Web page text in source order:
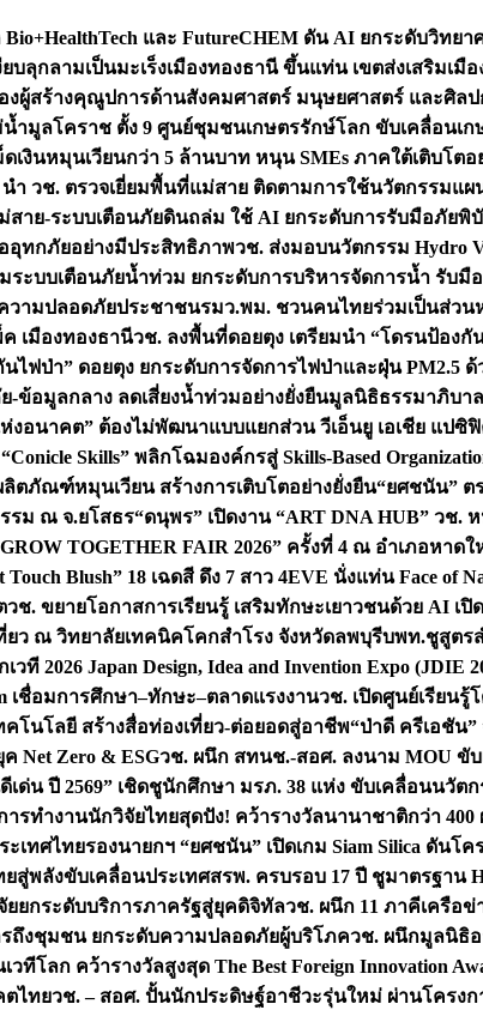
และ FutureCHEM ดัน AI ยกระดับวิท
บลุกลามเป็นมะเร็งเมืองทองธานี ขึ้นแท่น เขตส่งเสริมเมื
งผู้สร้างคุณูปการด้านสังคมศาสตร์ มนุษยศาสตร์ และศิล
ำมูลโคราช ตั้ง 9 ศูนย์ชุมชนเกษตรรักษ์โลก ขับเคลื่อนเ
เงินหมุนเวียนกว่า 5 ล้านบาท หนุน SMEs ภาคใต้เติบโตอ
นำ วช. ตรวจเยี่ยมพื้นที่แม่สาย ติดตามการใช้นวัตกรรมแ
สาย-ระบบเตือนภัยดินถล่ม ใช้ AI ยกระดับการรับมือภัยพิ
อุทกภัยอย่างมีประสิทธิภาพวช. ส่งมอบนวัตกรรม Hydro
ระบบเตือนภัยน้ำท่วม ยกระดับการบริหารจัดการน้ำ รับ
วามปลอดภัยประชาชนรมว.พม. ชวนคนไทยร่วมเป็นส่วนห
เมืองทองธานีวช. ลงพื้นที่ดอยตุง เตรียมนำ “โดรนป้อง
ฟป่า” ดอยตุง ยกระดับการจัดการไฟป่าและฝุ่น PM2.5
-ข้อมูลกลาง ลดเสี่ยงน้ำท่วมอย่างยั่งยืนมูลนิธิธรรมาภิบา
ห่งอนาคต” ต้องไม่พัฒนาแบบแยกส่วน วีเอ็นยู เอเชีย แ
“Conicle Skills” พลิกโฉมองค์กรสู่ Skills-Based
ลิตภัณฑ์หมุนเวียน สร้างการเติบโตอย่างยั่งยืน“ยศชนัน” ต
รม ณ จ.ยโสธร“ดนุพร” เปิดงาน “ART DNA HUB” ว
TOGETHER FAIR 2026” ครั้งที่ 4 ณ อำเภอห
Blush” 18 เฉดสี ดึง 7 สาว 4EVE นั่งแท่น Face of
วช. ขยายโอกาสการเรียนรู้ เสริมทักษะเยาวชนด้วย AI เ
ยว ณ วิทยาลัยเทคนิคโคกสำโรง จังหวัดลพบุรีบพท.ชูสูตรส
ที 2026 Japan Design, Idea and Invention Expo
เชื่อมการศึกษา–ทักษะ–ตลาดแรงงานวช. เปิดศูนย์เรียน
โนโลยี สร้างสื่อท่องเที่ยว-ต่อยอดสู่อาชีพ“ป่าดี ครีเอชัน
Net Zero & ESGวช. ผนึก สทนช.-สอศ. ลงนาม MOU ขั
ด่น ปี 2569” เชิดชูนักศึกษา มรภ. 38 แห่ง ขับเคลื่อนนวั
ารทำงานนักวิจัยไทยสุดปัง! คว้ารางวัลนานาชาติกว่า
ะเทศไทยรองนายกฯ “ยศชนัน” เปิดเกม Siam Silica ดันโ
ยสู่พลังขับเคลื่อนประเทศสรพ. ครบรอบ 17 ปี ชูมาตรฐาน
ยยกระดับบริการภาครัฐสู่ยุคดิจิทัลวช. ผนึก 11 ภาคีเครือข่
ถึงชุมชน ยกระดับความปลอดภัยผู้บริโภควช. ผนึกมูลนิธิอ
ทีโลก คว้ารางวัลสูงสุด The Best Foreign Innovation
ตไทยวช. – สอศ. ปั้นนักประดิษฐ์อาชีวะรุ่นใหม่ ผ่านโครงก